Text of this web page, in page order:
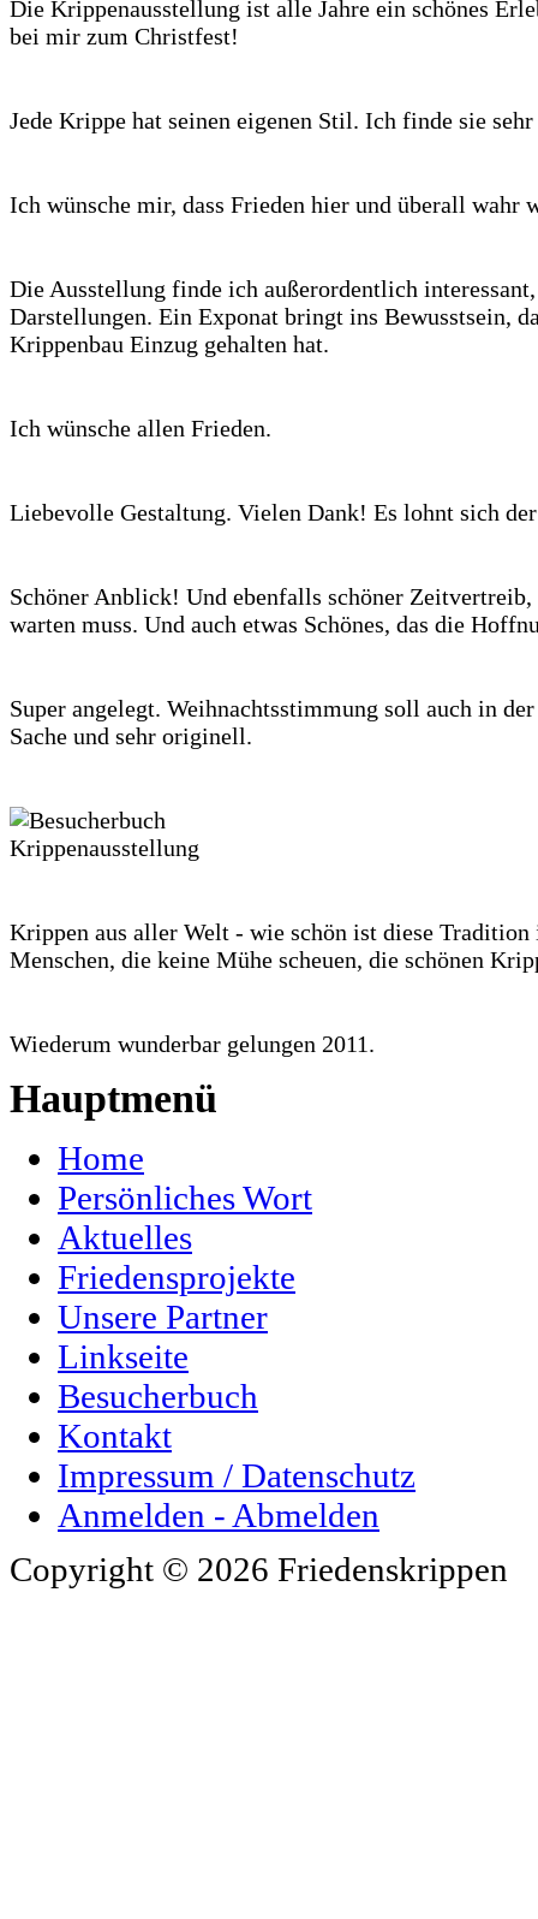
Die Krippenausstellung ist alle Jahre ein schönes
bei mir zum Christfest!
Jede Krippe hat seinen eigenen Stil. Ich finde sie sehr
Ich wünsche mir, dass Frieden hier und überall wahr
Die Ausstellung finde ich außerordentlich
Darstellungen. Ein Exponat bringt ins Bewusstsein,
Krippenbau Einzug gehalten hat.
Ich wünsche allen Frieden.
Liebevolle Gestaltung. Vielen Dank! Es lohnt sich
Schöner Anblick! Und ebenfalls schöner Zeitvertreib,
warten muss. Und auch etwas Schönes, das die
Super angelegt. Weihnachtsstimmung soll auch in
Sache und sehr originell.
Krippen aus aller Welt - wie schön ist diese
Menschen, die keine Mühe scheuen, die schönen
Wiederum wunderbar gelungen 2011.
Hauptmenü
Home
Persönliches Wort
Aktuelles
Friedensprojekte
Unsere Partner
Linkseite
Besucherbuch
Kontakt
Impressum / Datenschutz
Anmelden - Abmelden
Copyright © 2026 Friedenskrippen